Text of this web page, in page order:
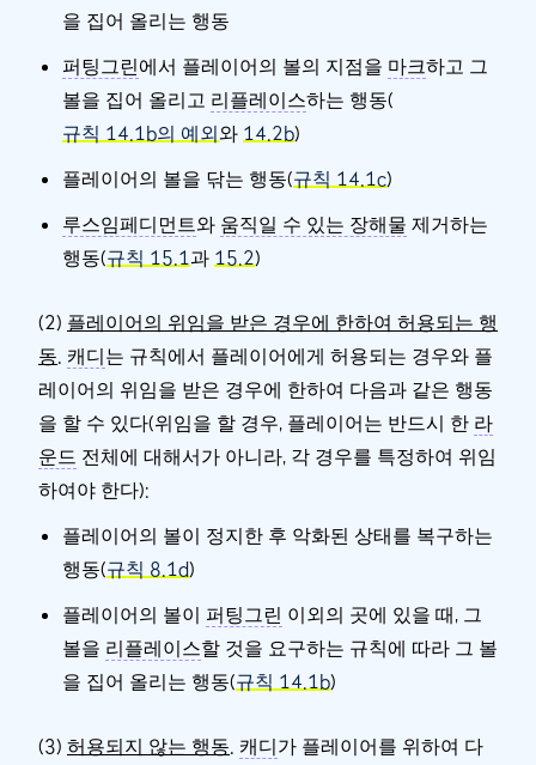
을 집어 올리는 행동
퍼팅그린에서 플레이어의 볼의 지점을 마크하고 그
볼을 집어 올리고 리플레이스하는 행동(
규칙 14.1b의 예외와 14.2b)
플레이어의 볼을 닦는 행동(규칙 14.1c)
루스임페디먼트와 움직일 수 있는 장해물 제거하는
행동(규칙 15.1 과 15.2)
(2) 플레이어의 위임을 받은 경우에 한하여 허용되는 행
동 캐디는 규칙에서 플레이어에게 허용되는 경우와 플
레이어의 위임을 받은 경우에 한하여 다음과 같은 행동
을 할 수 있다(위임을 할 경우, 플레이어는 반드시 한 라
운드 전체에 대해서가 아니라, 각 경우를 특정하여 위임
하여야 한다):
플레이어의 볼이 정지한 후 악화된 상태를 복구하는
행동(규칙 8.1d)
플레이어의 볼이 퍼팅그린 이외의 곳에 있을 때, 그
볼을 리플레이스할 것을 요구하는 규칙에 따라 그 볼
을 집어 올리는 행동(규칙 14.1b)
(3) 허용되지 않는 행동 캐디가 플레이어를 위하여 다